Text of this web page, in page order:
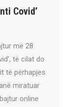
Covid’
më 28
të cilat do
të përhapjes
miratuar
online